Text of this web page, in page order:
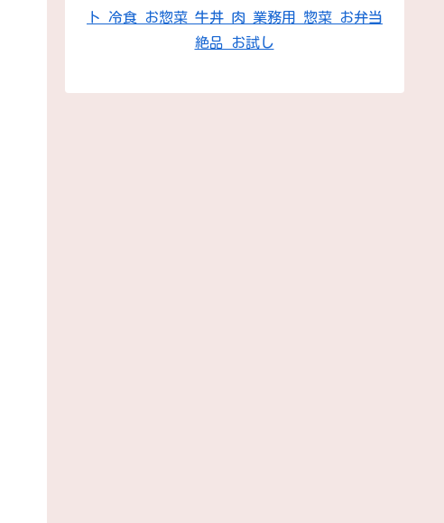
ト 冷食 お惣菜 牛丼 肉 業務用 惣菜 お弁当
絶品 お試し